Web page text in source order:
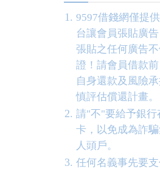
9597借錢網僅提
台讓會員張貼廣
張貼之任何廣告
證！請會員借款
自身還款及風險
慎評估償還計畫。
請"不"要給予銀行
卡，以免成為詐
人頭戶。
任何名義事先要